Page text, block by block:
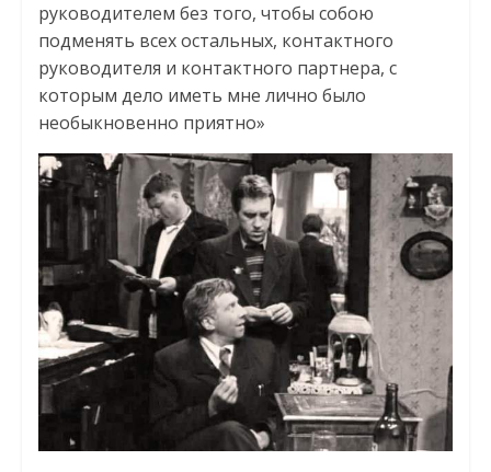
руководителем без того, чтобы собою
подменять всех остальных, контактного
руководителя и контактного партнера, с
которым дело иметь мне лично было
необыкновенно приятно»